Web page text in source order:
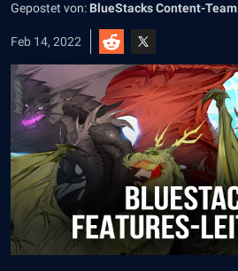
Gepostet von: BlueStacks Content-Team
Feb 14, 2022